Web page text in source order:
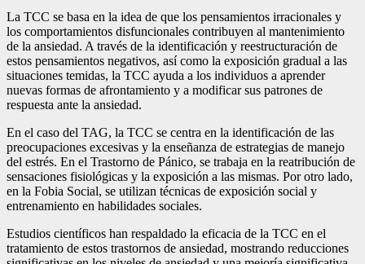
La TCC se basa en la idea de que los pensamientos irracionales y
los comportamientos disfuncionales contribuyen al mantenimiento
de la ansiedad. A través de la identificación y reestructuración de
estos pensamientos negativos, así como la exposición gradual a las
situaciones temidas, la TCC ayuda a los individuos a aprender
nuevas formas de afrontamiento y a modificar sus patrones de
respuesta ante la ansiedad.
En el caso del TAG, la TCC se centra en la identificación de las
preocupaciones excesivas y la enseñanza de estrategias de manejo
del estrés. En el Trastorno de Pánico, se trabaja en la reatribución de
sensaciones fisiológicas y la exposición a las mismas. Por otro lado,
en la Fobia Social, se utilizan técnicas de exposición social y
entrenamiento en habilidades sociales.
Estudios científicos han respaldado la eficacia de la TCC en el
tratamiento de estos trastornos de ansiedad, mostrando reducciones